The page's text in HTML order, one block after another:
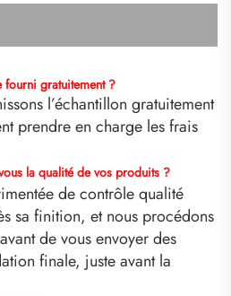
fourni gratuitement ?
l’échantillon gratuitement
prendre en charge les frais
la qualité de vos produits ?
de contrôle qualité
sa finition, et nous procédons
de vous envoyer des
finale, juste avant la